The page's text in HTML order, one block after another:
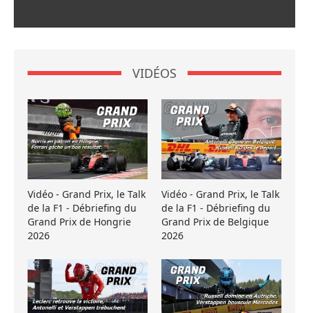
VIDÉOS
Vidéo - Grand Prix, le Talk
de la F1 - Débriefing du
Grand Prix de Hongrie
2026
Vidéo - Grand Prix, le Talk
de la F1 - Débriefing du
Grand Prix de Belgique
2026